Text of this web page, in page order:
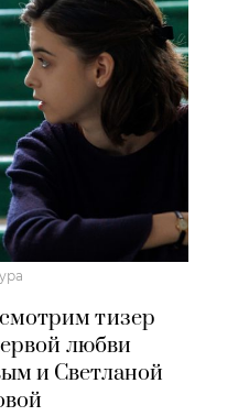
тизер
любви
и Светланой